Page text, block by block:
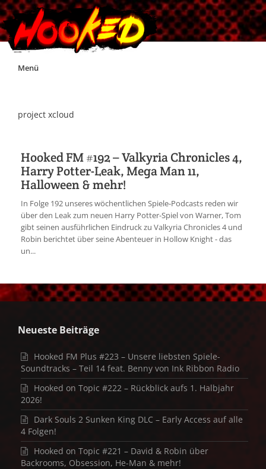
Skip
Menü
Impressum
Jobs
Discord
project xcloud
Hooked FM #192 – Valkyria Chronicles 4,
Harry Potter-Leak, Mega Man 11,
Halloween & mehr!
In Folge 192 unseres wöchentlichen Spiele-Podcasts reden wir
über den Leak zum neuen Harry Potter-Spiel von Warner, Tom
gibt seinen ausführlichen Eindruck zu Valkyria Chronicles 4 und
Robin berichtet über seine Abenteuer in Hollow Knight - das
un...
Neueste Beiträge
Hooked FM Plus #223 – Unsere liebsten Spiele-
Soundtracks – Teil 14 feat. Benny von Ink Ribbon Radio
Hooked on Topic #222 – Rückblick aufs 1. Halbjahr
2026!
Dark Souls 2 Sunken King DLC – Early Access auf alle
4 Folgen!
Hooked on Topic #221 – David & Robin über
Backrooms, Obsession, He-Man & mehr!